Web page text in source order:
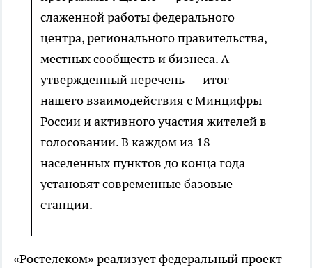
слаженной работы федерального
центра, регионального правительства,
местных сообществ и бизнеса. А
утвержденный перечень — итог
нашего взаимодействия с Минцифры
России и активного участия жителей в
голосовании. В каждом из 18
населенных пунктов до конца года
установят современные базовые
станции.
«Ростелеком» реализует федеральный проект